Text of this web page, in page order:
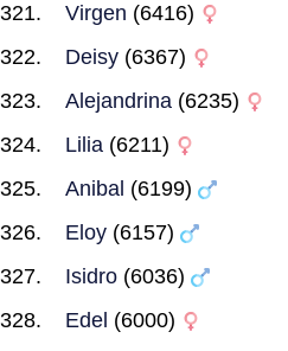
Virgen (6416)
Deisy (6367)
Alejandrina (6235)
Lilia (6211)
Anibal (6199)
Eloy (6157)
Isidro (6036)
Edel (6000)